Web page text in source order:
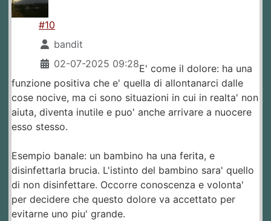
#10
bandit
02-07-2025 09:28E' come il dolore: ha una
funzione positiva che e' quella di allontanarci dalle
cose nocive, ma ci sono situazioni in cui in realta' non
aiuta, diventa inutile e puo' anche arrivare a nuocere
esso stesso.
Esempio banale: un bambino ha una ferita, e
disinfettarla brucia. L'istinto del bambino sara' quello
di non disinfettare. Occorre conoscenza e volonta'
per decidere che questo dolore va accettato per
evitarne uno piu' grande.